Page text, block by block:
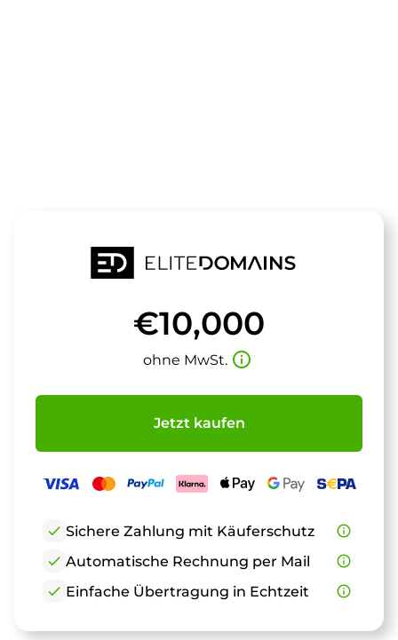
€10,000
ohne MwSt. info_outline
Jetzt kaufen
check Sichere Zahlung mit Käuferschutz
info_outline
check Automatische Rechnung per Mail
info_outline
check Einfache Übertragung in Echtzeit info_outline